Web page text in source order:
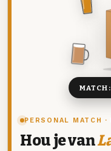
PERSONAL MATCH ·
Hou je van
MATCH: